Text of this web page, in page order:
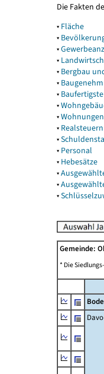
Die Fakten
▾ Fläche
▾
▾
▾
▾ Bergbau
▾
▾
▾
▾Wohnungen
▾ Realsteuern
▾
▾ Personal
▾ Hebesätze
▾
▾
▾
Gemeinde:
* Die